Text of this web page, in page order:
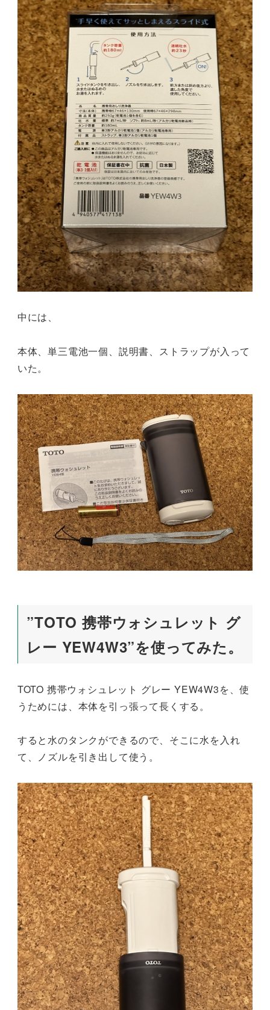
中には、
本体、単三電池一個、説明書、ストラップが入って
いた。
”TOTO 携帯ウォシュレット グ
レー YEW4W3”を使ってみた。
TOTO 携帯ウォシュレット グレー YEW4W3を、使
うためには、本体を引っ張って長くする。
すると水のタンクができるので、そこに水を入れ
て、ノズルを引き出して使う。